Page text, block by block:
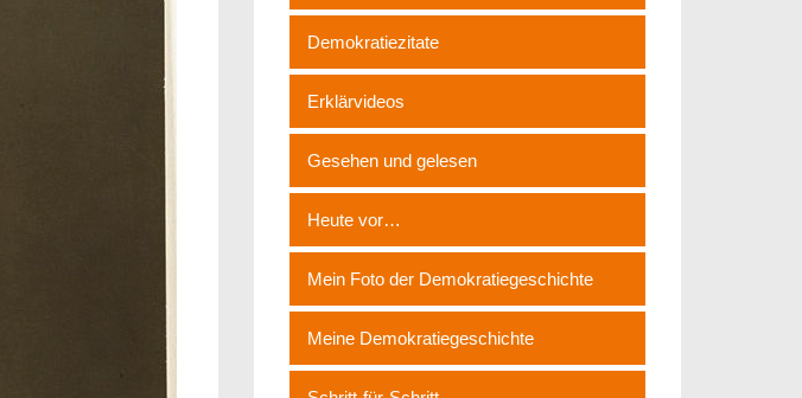
Demokratiezitate
Erklärvideos
Gesehen und gelesen
Heute vor…
Mein Foto der Demokratiegeschichte
Meine Demokratiegeschichte